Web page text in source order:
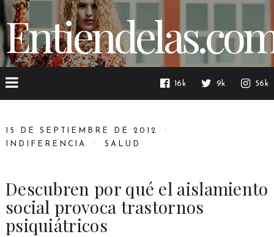
16k 9k 56k
15 DE SEPTIEMBRE DE 2012
INDIFERENCIA
SALUD
Descubren por qué el aislamiento
social provoca trastornos
psiquiátricos